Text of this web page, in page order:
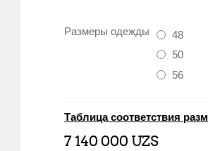
Размеры одежды
48
50
56
Таблица соответствия
7 140 000 UZS